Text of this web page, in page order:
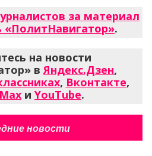
за материал
.
на новости
в Яндекс.Дзен,
, Вконтакте,
Max и YouTube.
новости